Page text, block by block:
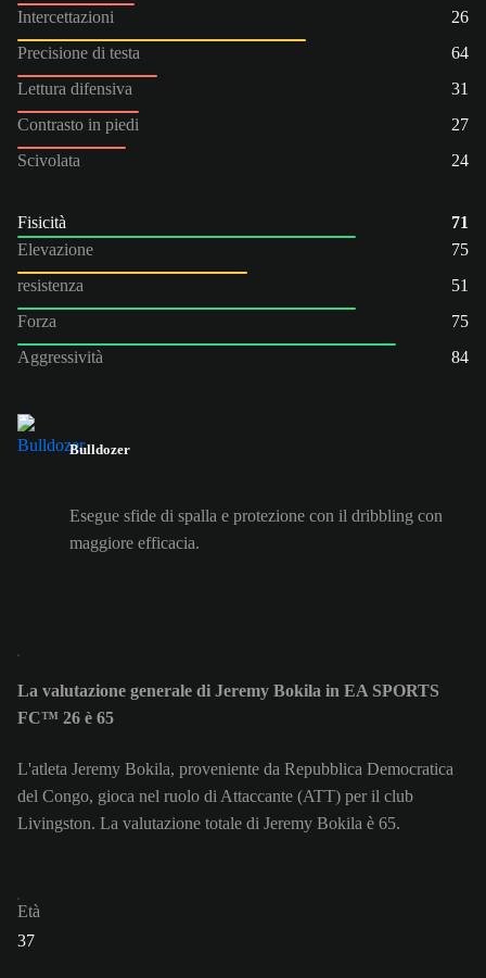
Intercettazioni
26
Precisione di testa
64
Lettura difensiva
31
Contrasto in piedi
27
Scivolata
24
Fisicità
71
Elevazione
75
resistenza
51
Forza
75
Aggressività
84
Bulldozer
Esegue sfide di spalla e protezione con il dribbling con
maggiore efficacia.
La valutazione generale di Jeremy Bokila in EA SPORTS
FC™ 26 è 65
L'atleta Jeremy Bokila, proveniente da Repubblica Democratica
del Congo, gioca nel ruolo di Attaccante (ATT) per il club
Livingston. La valutazione totale di Jeremy Bokila è 65.
Età
37